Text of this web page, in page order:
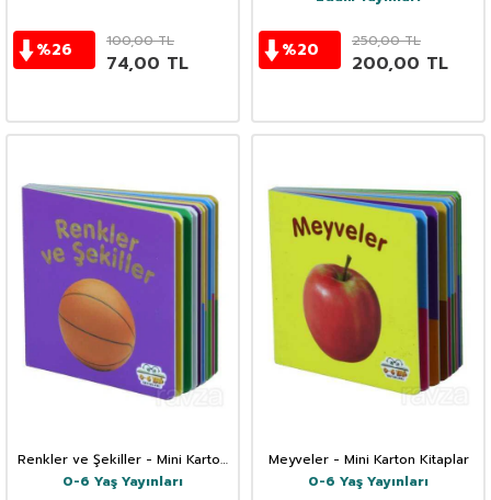
%26 100,00TL
74,00 TL
%20 250,00TL
200,00 TL
Renkler ve Şekiller - Mini Karton
Kitaplar
0-6 Yaş Yayınları
Meyveler - Mini Karton Kitaplar
0-6 Yaş Yayınları